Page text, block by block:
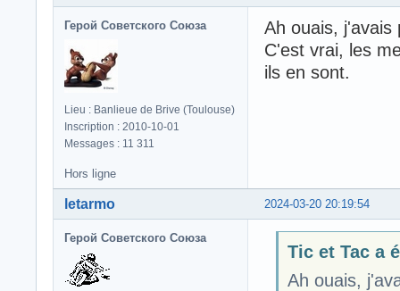
Герой Советского Союза
Lieu : Banlieue de Brive (Toulouse)
Inscription : 2010-10-01
Messages : 11 311
Ah ouais, j'avais
C'est vrai, les
ils en sont.
Hors ligne
2024-03-20 20:19:54
letarmo
Герой Советского Союза
Tic et Tac a
Ah ouais,